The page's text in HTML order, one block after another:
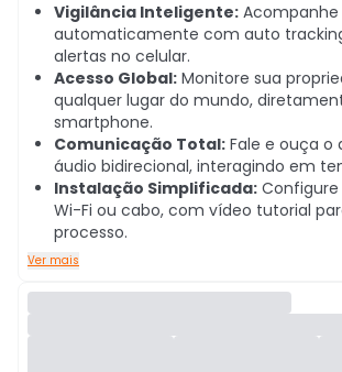
Vigilância Inteligente:
automaticamente com auto
alertas no celular.
Acesso Global: Monitore sua
qualquer lugar do mundo,
smartphone.
Comunicação Total: Fale e ouça
áudio bidirecional, interagindo em
Instalação Simplificada:
Wi-Fi ou cabo, com vídeo tutorial
processo.
Ver mais